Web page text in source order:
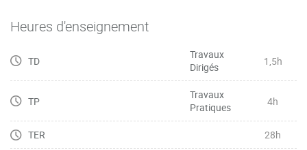
Heures d'enseignement
TD
Travaux
Dirigés
1,5h
TP
Travaux
Pratiques
4h
TER 28h